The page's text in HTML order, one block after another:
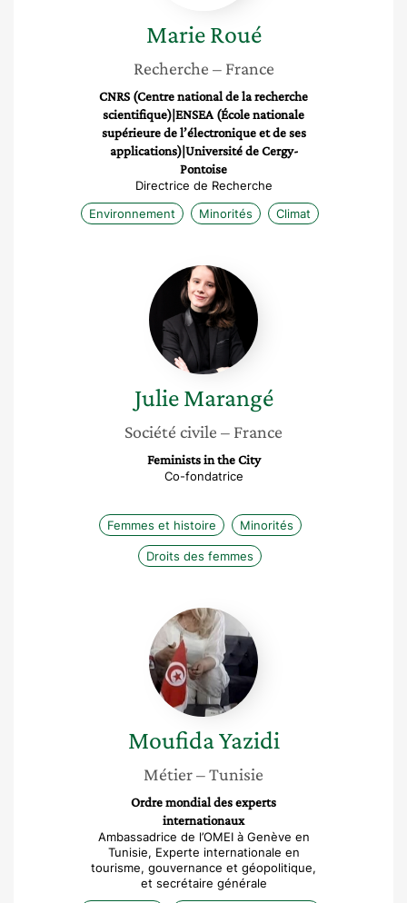
Marie Roué
Recherche – France
CNRS (Centre national de la recherche
scientifique)|ENSEA (École nationale
supérieure de l’électronique et de ses
applications)|Université de Cergy-
Pontoise
Directrice de Recherche
Environnement
Minorités Climat
Julie
Marangé
Julie Marangé
Société civile – France
Feminists in the City
Co-fondatrice
Femmes et histoire Minorités
Droits des femmes
Moufida
Yazidi
MoufidaYazidi
Métier– Tunisie
Ordre mondial des experts
internationaux
Ambassadrice de l’OMEI à Genève en
Tunisie, Experte internationale en
tourisme, gouvernance et géopolitique,
et secrétaire générale